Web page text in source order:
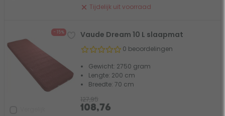
Tijdelijk uit voorraad
- 15% Vaude Dream 10 L slaapmat
0 beoordelingen
Gewicht: 2750 gram
Lengte: 200 cm
Breedte: 70 cm
127,95
108,76